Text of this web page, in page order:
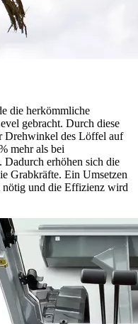
die herkömmliche
gebracht. Durch diese
Drehwinkel des Löffel auf
mehr als bei
erhöhen sich die
Grabkräfte. Ein Umsetzen
nötig und die Effizienz wird